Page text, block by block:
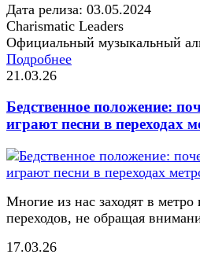
Дата релиза: 03.05.2024
Charismatic Leaders
Официальный музыкальный
Подробнее
21.03.26
Бедственное положение:
играют песни в переходах
Многие из нас заходят в
переходов, не обращая
17.03.26